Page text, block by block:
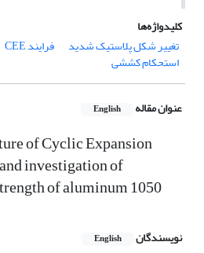
کلیدواژه‌ها
تغییر شکل پلاستیک شدید
فرایند CEE
استحکام کششی
عنوان مقاله English
of Cyclic Expansion
investigation of
of aluminum 1050
نویسندگان English